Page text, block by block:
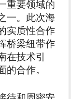
重要领域的
一。此次海
实质性合作
桥梁纽带作
在技术引
合作。